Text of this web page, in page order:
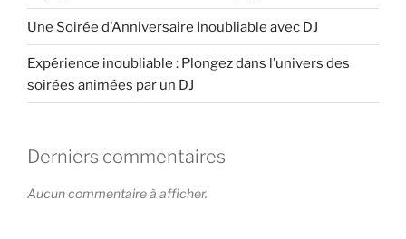
Une Soirée d’Anniversaire Inoubliable avec DJ
Expérience inoubliable : Plongez dans l’univers des
soirées animées par un DJ
Derniers commentaires
Aucun commentaire à afficher.